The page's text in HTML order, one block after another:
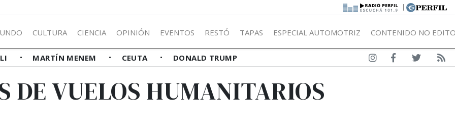
|
CULTURA CIENCIA OPINIÓN EVENTOS RESTÓ TAPAS ESPECIAL AUTOMOTRIZ CONTENIDO NO
MARTÍN MENEM CEUTA DONALD TRUMP
DE VUELOS HUMANITARIOS